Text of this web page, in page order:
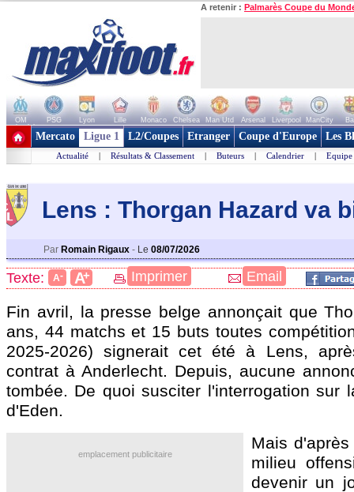
A retenir : Palmarès Coupe du
OM PSG Lyon Lille Monaco Chelsea Man Utd Arsenal Liverpool ManCity
+ de clubs
Mercato Ligue 1 L2/Coupes Etranger Coupe d'Europe Les
Actualité | Résultats & Classement | Buteurs | Calendrier | Equipe
Lens : Thorgan Hazard va
Par Romain Rigaux - Le 08/07/2026
Texte: A- A+ Imprimer Email
Fin avril, la presse belge annonçait que
ans, 44 matchs et 15 buts toutes
2025-2026) signerait cet été à Lens,
contrat à Anderlecht. Depuis, aucune
tombée. De quoi susciter l'interrogation sur
d'Eden.
emplacement publicitaire
Mais
milieu
devenir un